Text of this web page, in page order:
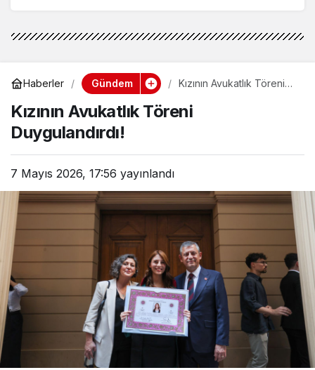
Haberler Gündem
Kızının Avukatlık Töreni
Kızının Avukatlık Töreni
Duygulandırdı!
7 Mayıs 2026, 17:56 yayınlandı